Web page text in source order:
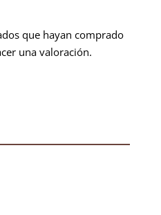
que hayan comprado
una valoración.